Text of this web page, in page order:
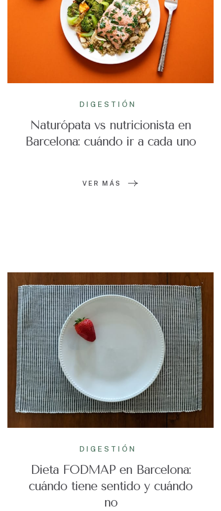
DIGESTIÓN
Naturópata vs nutricionista en
Barcelona: cuándo ir a cada uno
VER MÁS
DIGESTIÓN
Dieta FODMAP en Barcelona:
cuándo tiene sentido y cuándo
no